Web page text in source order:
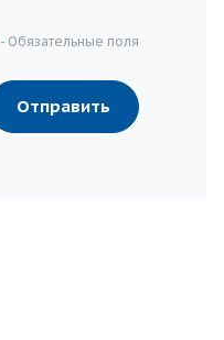
- Обязательные поля
Отправить